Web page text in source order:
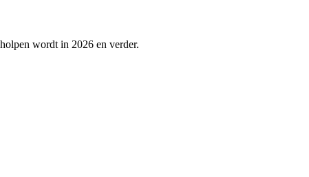
wordt in 2026 en verder.